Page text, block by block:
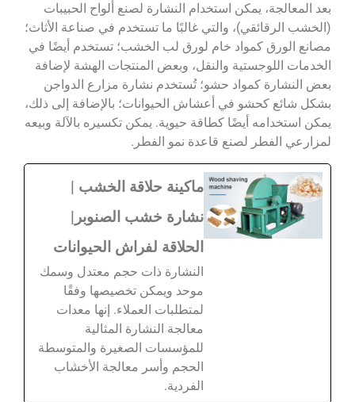
بعد المعالجة، يمكن استخدام النشارة لصنع ألواح الحبيبات
(الخشب الرقائقي)، والتي غالبًا ما تستخدم في صناعة الأثاث؛
مصانع الورق كمواد خام لورق لب الخشب؛ تستخدم أيضًا في
الخدمات اللوجستية والنقل، وبعض المنتجات الهشة لإضافة
بعض النشارة كمواد حشو؛ تُستخدم نشارة مزارع الدواجن
بشكل شائع كحشو في أعشاش الحيوانات؛ بالإضافة إلى ذلك،
يمكن استخدامه أيضًا كطاقة حيوية. يمكن تكسيره بالآلة وبيعه
لمزارعي الفطر لصنع قاعدة نمو الفطر.
ماكينة حلاقة الخشب |
نشارة خشب الصنوبر|
الحلاقة لفراش الحيوانات
النشارة ذات حجم معتدل وسمك
موحد ويمكن تخصيصها وفقًا
لمتطلبات العملاء. إنها معدات
معالجة النشارة المثالية
للمؤسسات الصغيرة والمتوسطة
الحجم وأسر معالجة الأخشاب
الفردية.